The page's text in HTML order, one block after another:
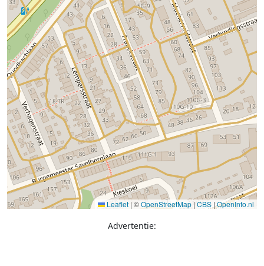
Leaflet | ©OpenStreetMap | CBS |OpenInfo.nl
Advertentie: